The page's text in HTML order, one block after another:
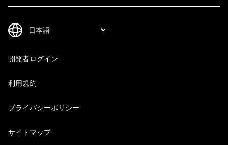
開発者ログイン
利用規約
プライバシーポリシー
サイトマップ